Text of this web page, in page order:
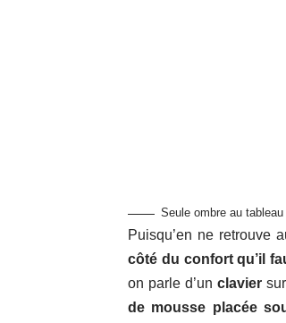
Seule ombre au
Puisqu’en ne retrouve
côté du confort qu’il
on parle d’un claviersur
de mousse placée